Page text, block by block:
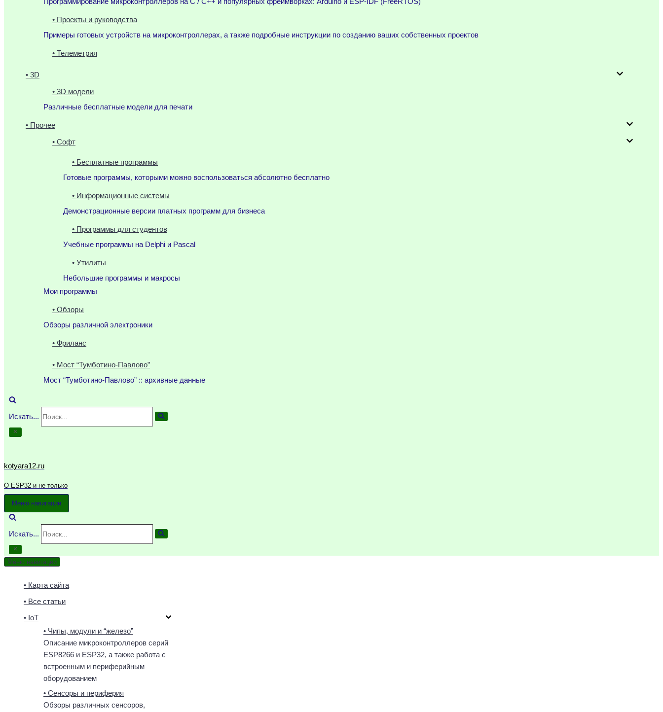
• Проекты и руководства
Примеры готовых устройств на микроконтроллерах, а также подробные инструкции по созданию ваших собственных проектов
• Телеметрия
• 3D
• 3D модели
Различные бесплатные модели для печати
• Прочее
• Софт
• Бесплатные программы
Готовые программы, которыми можно воспользоваться абсолютно бесплатно
• Информационные системы
Демонстрационные версии платных программ для бизнеса
• Программы для студентов
Учебные программы на Delphi и Pascal
• Утилиты
Небольшие программы и макросы
Мои программы
• Обзоры
Обзоры различной электроники
• Фриланс
• Мост “Тумботино-Павлово”
Мост “Тумботино-Павлово” :: архивные данные
Искать...
kotyara12.ru
О ESP32 и не только
Меню навигации
Искать...
Меню навигации
• Карта сайта
• Все статьи
• IoT
• Чипы, модули и “железо”
Описание микроконтроллеров серий
ESP8266 и ESP32, а также работа с
встроенным и периферийным
оборудованием
• Сенсоры и периферия
Обзоры различных сенсоров,